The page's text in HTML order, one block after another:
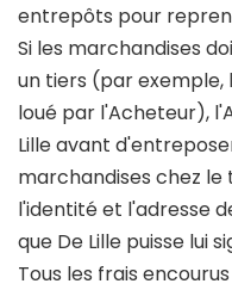
entrepôts pour
Si les marchandises
un tiers (par exemple,
loué par l'Acheteur),
Lille avant
marchandises chez le
l'identité et l'adresse
que De Lille puisse lui
Tous les frais